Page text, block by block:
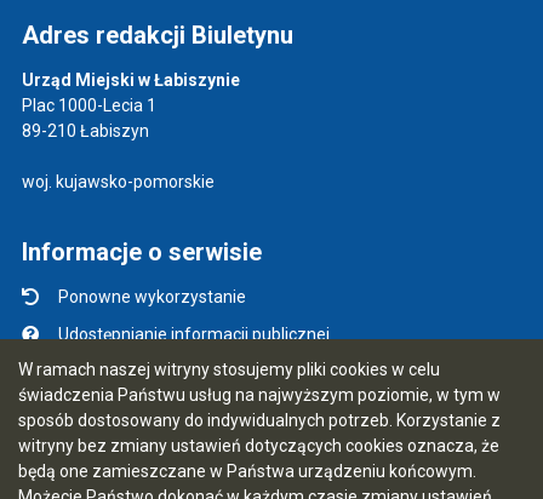
W ramach naszej witryny stosujemy pliki cookies w celu
świadczenia Państwu usług na najwyższym poziomie, w tym w
sposób dostosowany do indywidualnych potrzeb. Korzystanie z
witryny bez zmiany ustawień dotyczących cookies oznacza, że
będą one zamieszczane w Państwa urządzeniu końcowym.
Adres redakcji Biuletynu
Urząd Miejski w Łabiszynie
Plac 1000-Lecia 1
89-210 Łabiszyn
woj. kujawsko-pomorskie
Informacje o serwisie
Ponowne wykorzystanie
Udostępnianie informacji publicznej
Mapa serwisu
Instrukcja obsługi
Statystyki oglądalności